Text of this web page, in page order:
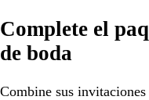
Complete el
de boda
Combine sus